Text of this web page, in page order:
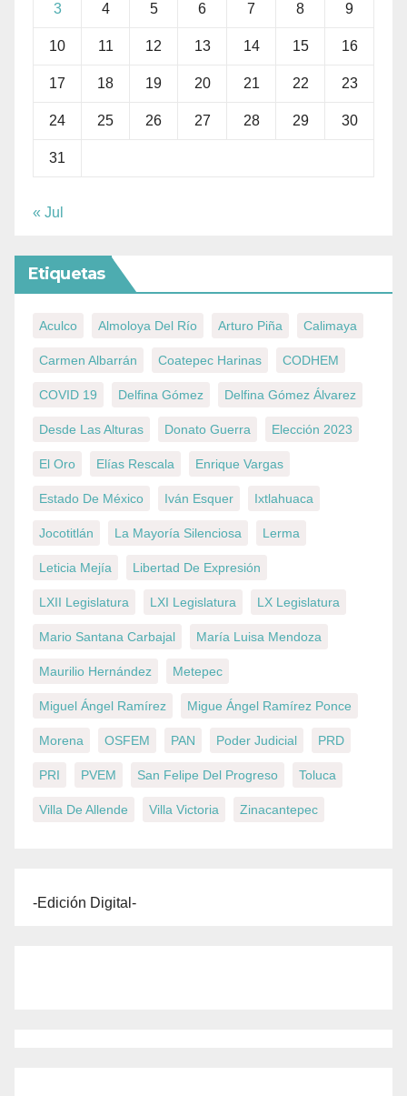
3 4 5 6 7 8 9
10 11 12 13 14 15 16
17 18 19 20 21 22 23
24 25 26 27 28 29 30
31
« Jul
Etiquetas
Aculco Almoloya Del Río Arturo Piña Calimaya
Carmen Albarrán Coatepec Harinas CODHEM
COVID 19 Delfina Gómez Delfina Gómez Álvarez
Desde Las Alturas Donato Guerra Elección 2023
El Oro Elías Rescala Enrique Vargas
Estado De México Iván Esquer Ixtlahuaca
Jocotitlán La Mayoría Silenciosa Lerma
Leticia Mejía Libertad De Expresión
LXII Legislatura LXI Legislatura LX Legislatura
Mario Santana Carbajal María Luisa Mendoza
Maurilio Hernández Metepec
Miguel Ángel Ramírez Migue Ángel Ramírez Ponce
Morena OSFEM PAN Poder Judicial PRD
PRI PVEM San Felipe Del Progreso Toluca
Villa De Allende Villa Victoria Zinacantepec
-Edición Digital-